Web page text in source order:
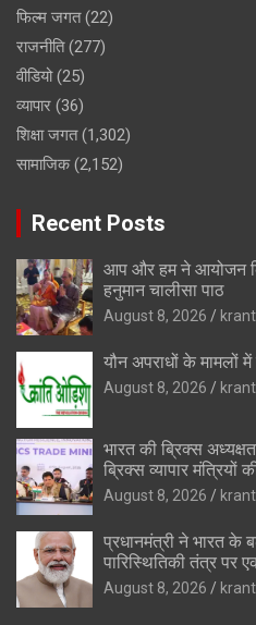
फिल्म जगत(22)
राजनीति(277)
वीडियो(25)
व्यापार (36)
शिक्षा जगत(1,302)
सामाजिक(2,152)
Recent Posts
आप और हम ने आयोजन
हनुमान चालीसा पाठ
August 8, 2026
यौन अपराधों के मामलों
August 8, 2026
भारत की ब्रिक्‍स
ब्रिक्‍स व्यापार
August 8, 2026
प्रधानमंत्री ने भारत के
पारिस्थितिकी तंत्र पर
August 8, 2026